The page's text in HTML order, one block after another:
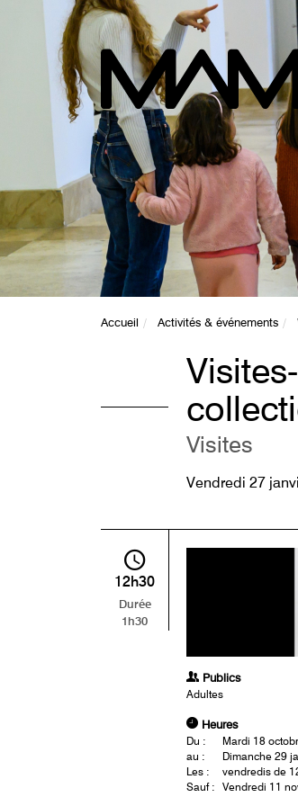
Accueil Activités & événements
Visites
Vendredi 27
12h30
Durée
1h30
Publics
Adultes
Heures
Du :
Mardi 18
au :
Dimanche 29
Les :
vendredis de
Sauf :
Vendredi 11